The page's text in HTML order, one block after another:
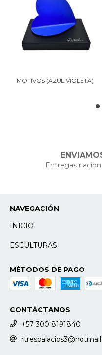
MOTIVOS (AZUL VIOLETA)
Entregas
NAVEGACIÓN
INICIO
ESCULTURAS
MÉTODOS DE PAGO
CONTÁCTANOS
+57 300 8191840